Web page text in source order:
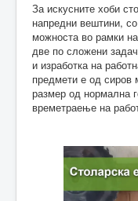
За искусните хоби
напредни вештини,
можноста во рамки
две по сложени
и изработка на
предмети е од сиров
размер од нормална
времетраење на